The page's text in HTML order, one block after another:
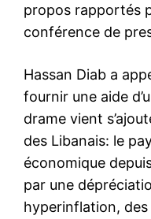
propos rapportés
conférence de
Hassan Diab a
fournir une aide
drame vient
des Libanais: le
économique
par une
hyperinflation,